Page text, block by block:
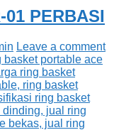
PERBASI
Leave a comment